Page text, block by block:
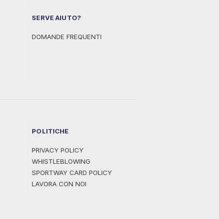
SERVE AIUTO?
DOMANDE FREQUENTI
POLITICHE
PRIVACY POLICY
WHISTLEBLOWING
SPORTWAY CARD POLICY
LAVORA CON NOI